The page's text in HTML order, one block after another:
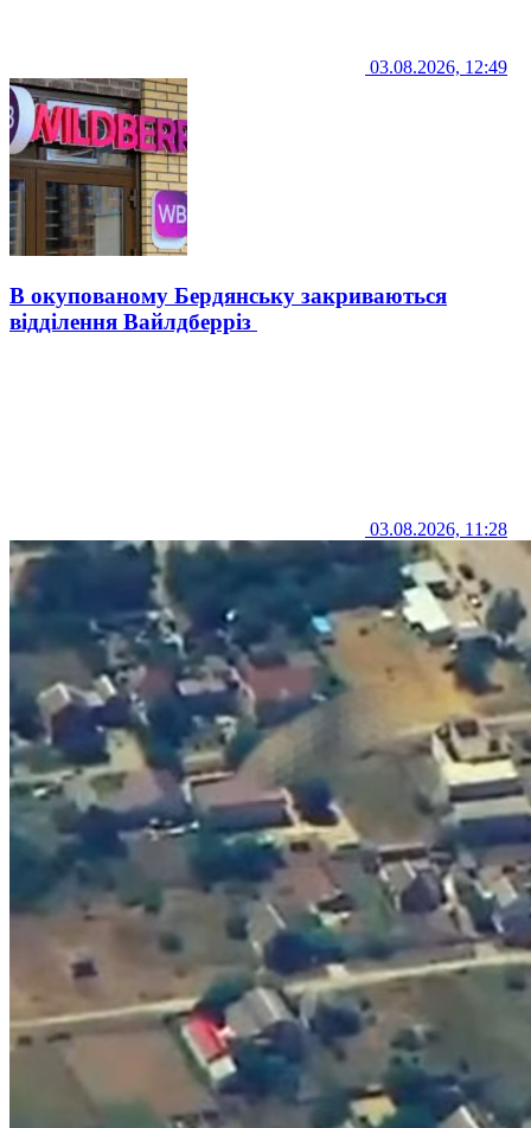
03.08.2026, 12:49
В окупованому Бердянську закриваються
відділення Вайлдберріз
03.08.2026, 11:28